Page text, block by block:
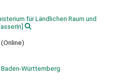
für Ländlichen Raum und
Württemberg